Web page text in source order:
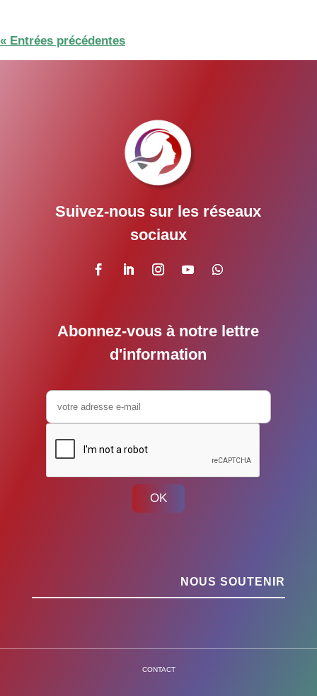
« Entrées précédentes
Suivez-nous sur les réseaux
sociaux
Abonnez-vous à notre lettre
d'information
OK
NOUS SOUTENIR
CONTACT